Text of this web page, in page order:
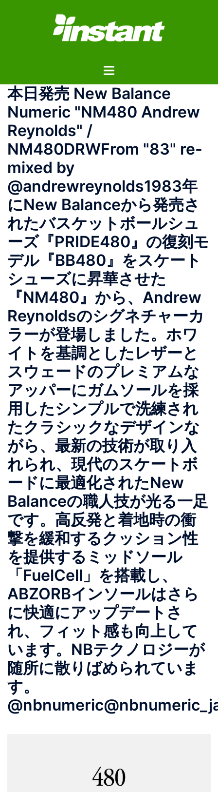
ス
ト
ル
メ
ニ
ー
本日発売 New Balance
Numeric "NM480 Andrew
Reynolds" /
NM480DRWFrom "83" re-
mixed by
@andrewreynolds1983年
にNew Balanceから発売さ
れたバスケットボールシュ
ーズ『PRIDE480』の復刻モ
デル『BB480』をスケート
シューズに昇華させた
『NM480』から、Andrew
Reynoldsのシグネチャーカ
ラーが登場しました。ホワ
イトを基調としたレザーと
スウェードのプレミアムな
アッパーにガムソールを採
用したシンプルで洗練され
たクラシックなデザインな
がら、最新の技術が取り入
れられ、現代のスケートボ
ードに最適化されたNew
Balanceの職人技が光る一足
です。高反発と着地時の衝
撃を緩和するクッション性
を提供するミッドソール
「FuelCell」を搭載し、
ABZORBインソールはさら
に快適にアップデートさ
れ、フィット感も向上して
います。NBテクノロジーが
随所に散りばめられていま
す。